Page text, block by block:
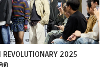
2025
ต